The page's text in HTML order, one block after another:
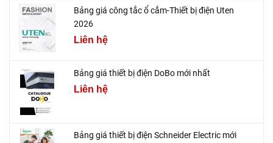
Bảng giá công tắc ổ cắm-Thiết bị điện Uten
2026
Liên hệ
Bảng giá thiết bị điện DoBo mới nhất
Liên hệ
Bảng giá thiết bị điện Schneider Electric mới